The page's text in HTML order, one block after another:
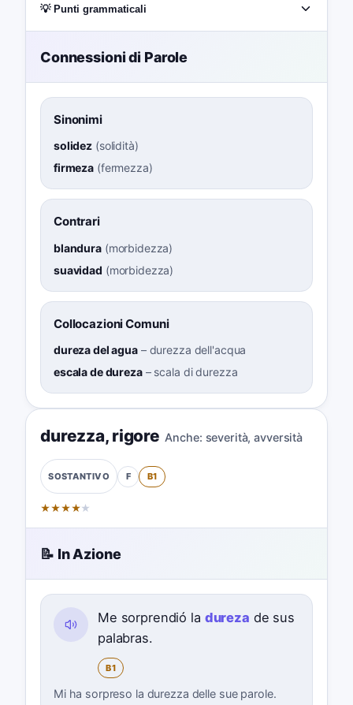
💡 Punti grammaticali
Connessioni di Parole
Sinonimi
solidez (solidità)
firmeza (fermezza)
Contrari
blandura(morbidezza)
suavidad (morbidezza)
Collocazioni Comuni
dureza del agua – durezza dell'acqua
escala de dureza– scala di durezza
durezza, rigore Anche: severità,avversità
SOSTANTIVO F B1
★★★★★
📝 In Azione
Me sorprendió la dureza de sus
palabras.
B1
Mi ha sorpreso la durezza delle sue parole.